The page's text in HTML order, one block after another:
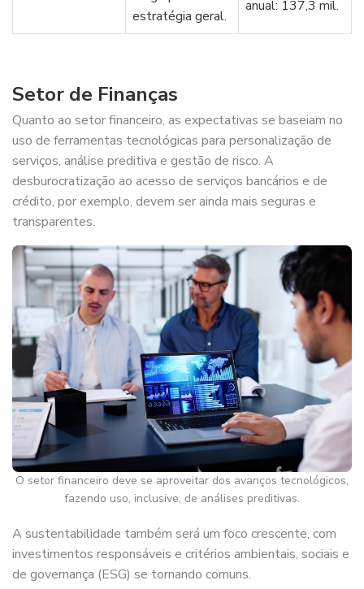
estratégia geral.
anual: 137,3 mil.
Setor de Finanças
Quanto ao setor financeiro, as expectativas se baseiam no
uso de ferramentas tecnológicas para personalização de
serviços, análise preditiva e gestão de risco. A
desburocratização ao acesso de serviços bancários e de
crédito, por exemplo, devem ser ainda mais seguras e
transparentes.
O setor financeiro deve se aproveitar dos avanços tecnológicos,
fazendo uso, inclusive, de análises preditivas.
A sustentabilidade também será um foco crescente, com
investimentos responsáveis e critérios ambientais, sociais e
de governança (ESG) se tornando comuns.